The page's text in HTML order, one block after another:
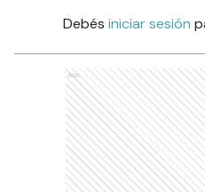
Debés iniciar sesión
Ads